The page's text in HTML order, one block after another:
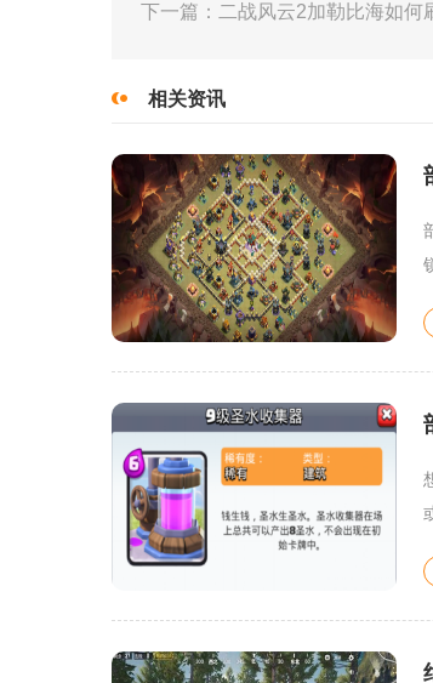
下一篇：二战风云2加勒比海如何
相关资讯